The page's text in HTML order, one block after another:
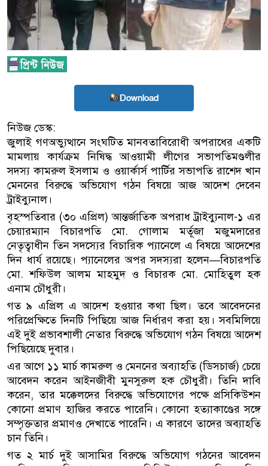
Download
নিউজ ডেস্ক:
জুলাই গণঅভ্যুত্থানে সংঘটিত মানবতাবিরোধী অপরাধের একটি
মামলায় কার্যক্রম নিষিদ্ধ আওয়ামী লীগের সভাপতিমণ্ডলীর
সদস্য কামরুল ইসলাম ও ওয়ার্কার্স পার্টির সভাপতি রাশেদ খান
মেননের বিরুদ্ধে অভিযোগ গঠন বিষয়ে আজ আদেশ দেবেন
ট্রাইব্যুনাল।
বৃহস্পতিবার (৩০ এপ্রিল) আন্তর্জাতিক অপরাধ ট্রাইব্যুনাল-১ এর
চেয়ারম্যান বিচারপতি মো. গোলাম মর্তূজা মজুমদারের
নেতৃত্বাধীন তিন সদস্যের বিচারিক প্যানেলে এ বিষয়ে আদেশের
দিন ধার্য রয়েছে। প্যানেলের অপর সদস্যরা হলেন—বিচারপতি
মো. শফিউল আলম মাহমুদ ও বিচারক মো. মোহিতুল হক
এনাম চৌধুরী।
গত ৯ এপ্রিল এ আদেশ হওয়ার কথা ছিল। তবে আবেদনের
পরিপ্রেক্ষিতে দিনটি পিছিয়ে আজ নির্ধারণ করা হয়। সবমিলিয়ে
এই দুই প্রভাবশালী নেতার বিরুদ্ধে অভিযোগ গঠন বিষয়ে আদেশ
পিছিয়েছে দুবার।
এর আগে ১১ মার্চ কামরুল ও মেননের অব্যাহতি (ডিসচার্জ) চেয়ে
আবেদন করেন আইনজীবী মুনসুরুল হক চৌধুরী। তিনি দাবি
করেন, তার মক্কেলদের বিরুদ্ধে অভিযোগের পক্ষে প্রসিকিউশন
কোনো প্রমাণ হাজির করতে পারেনি। কোনো হত্যাকাণ্ডের সঙ্গে
সম্পৃক্ততার প্রমাণও দেখাতে পারেনি। এ কারণে তাদের অব্যাহতি
চান তিনি।
গত ২ মার্চ দুই আসামির বিরুদ্ধে অভিযোগ গঠনের আবেদন